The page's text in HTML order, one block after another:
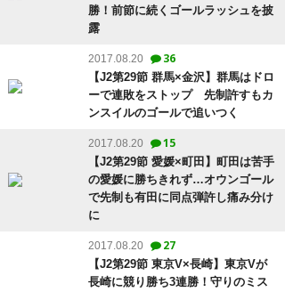
勝！前節に続くゴールラッシュを披
露
2017.08.20 36
【J2第29節 群馬×金沢】群馬はドロ
ーで連敗をストップ 先制許すもカ
ンスイルのゴールで追いつく
2017.08.20 15
【J2第29節 愛媛×町田】町田は苦手
の愛媛に勝ちきれず…オウンゴール
で先制も有田に同点弾許し痛み分け
に
2017.08.20 27
【J2第29節 東京V×長崎】東京Vが
長崎に競り勝ち3連勝！守りのミス